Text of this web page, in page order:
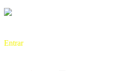
Entrar